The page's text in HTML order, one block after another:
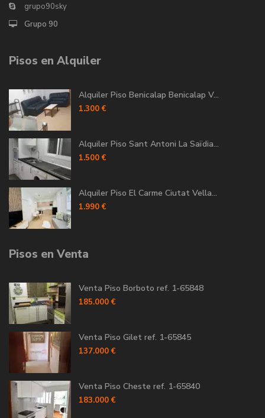
grupo90sky
Grupo 90
Pisos en Alquiler
Alquiler Piso Benicalap Benicalap V...
1.300 €
Alquiler Piso Sant Antoni La Saïdia...
1.500 €
Alquiler Piso El Carme Ciutat Vella...
1.990 €
Pisos en Venta
Venta Piso Borboto ref. 1-65848
185.000 €
Venta Piso Gilet ref. 1-65845
137.000 €
Venta Piso Cheste ref. 1-65840
183.000 €